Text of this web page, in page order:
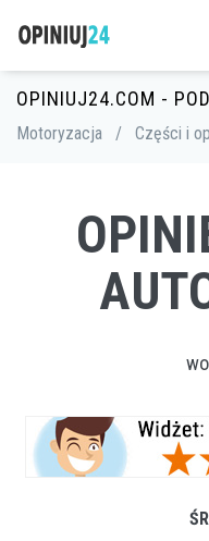
OPINIUJ24.COM -
Motoryzacja / Części i